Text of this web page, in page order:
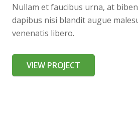
Nullam et faucibus urna, at
dapibus nisi blandit augue
venenatis libero.
VIEW PROJECT